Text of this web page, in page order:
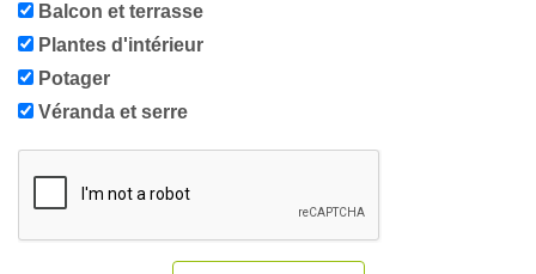
Balcon et terrasse
Plantes d'intérieur
Potager
Véranda et serre